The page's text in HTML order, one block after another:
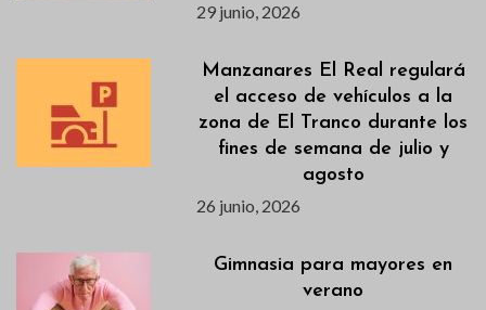
29 junio, 2026
Manzanares El Real regulará
el acceso de vehículos a la
zona de El Tranco durante los
fines de semana de julio y
agosto
26 junio, 2026
Gimnasia para mayores en
verano